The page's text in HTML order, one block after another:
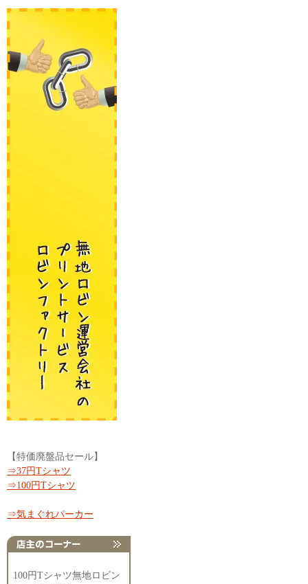
【特価廃盤品セール】
⇒37円Tシャツ
⇒100円Tシャツ
⇒気まぐれパーカー
100円Tシャツ無地ロビン